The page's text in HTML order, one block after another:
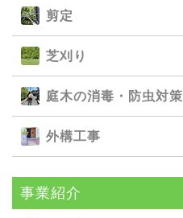
剪定
芝刈り
庭⽊の消毒・防⾍対策
外構⼯事
事業紹介